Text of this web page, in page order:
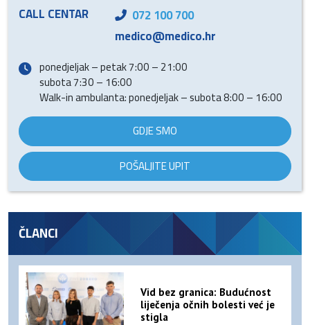
CALL CENTAR
072 100 700
medico@medico.hr
ponedjeljak – petak 7:00 – 21:00
subota 7:30 – 16:00
Walk-in ambulanta: ponedjeljak – subota 8:00 – 16:00
GDJE SMO
POŠALJITE UPIT
ČLANCI
Vid bez granica: Budućnost
liječenja očnih bolesti već je
stigla